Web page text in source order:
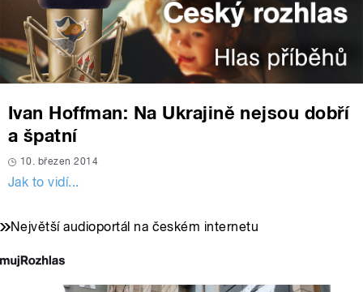
Ivan Hoffman: Na Ukrajině nejsou dobří
a špatní
10. březen 2014
Jak to vidí...
Největší audioportál na českém internetu